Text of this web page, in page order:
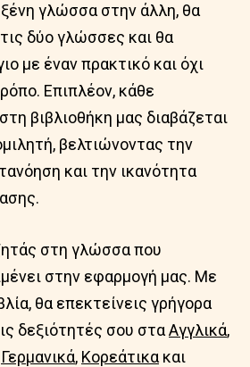
ξένη γλώσσα στην άλλη, θα
δύο γλώσσες και θα
με έναν πρακτικό και όχι
Επιπλέον, κάθε
βιβλιοθήκη μας διαβάζεται
βελτιώνοντας την
και την ικανότητα
στη γλώσσα που
στην εφαρμογή μας. Με
θα επεκτείνεις γρήγορα
δεξιότητές σου σταΑγγλικά,
Γερμανικά, Κορεάτικα και